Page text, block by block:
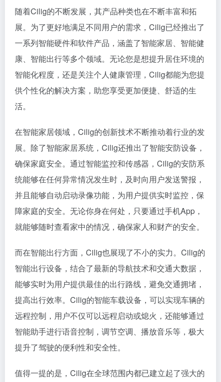
随着Cilig的不断发展，其产品种类也在不断丰富和拓
展。为了更好地满足不同用户的需求，Cilig已经推出了
一系列智能硬件和软件产品，涵盖了智能家居、智能健
康、智能出行等多个领域。无论您是想提升居住环境的
智能化程度，还是关注个人健康管理，Cilig都能为您提
供个性化的解决方案，助您享受更加便捷、舒适的生
活。
在智能家居领域，Cilig的创新技术不断推动着行业的发
展。除了智能家居系统，Cilig还推出了智能安防设备，
确保家庭安全。通过智能监控和传感器，Cilig的安防系
统能够在任何异常情况发生时，及时向用户发送警报，
并且能够自动启动录像功能，为用户提供实时监控，保
障家庭的安全。无论你身在何处，只要通过手机App，
就能够随时查看家中的情况，确保家人和财产的安全。
而在智能出行方面，Cilig也展现了不小的实力。Cilig的
智能出行设备，结合了最新的导航技术和交通大数据，
能够实时为用户提供最佳的出行路线，避免交通拥堵，
提高出行效率。Cilig的智能车载设备，可以实现车辆的
远程控制，用户不仅可以远程启动或熄火，还能够通过
智能助手进行语音控制，调节空调、播放音乐等，极大
提升了驾驶的便利性和安全性。
值得一提的是，Cilig在全球范围内都已建立起了强大的